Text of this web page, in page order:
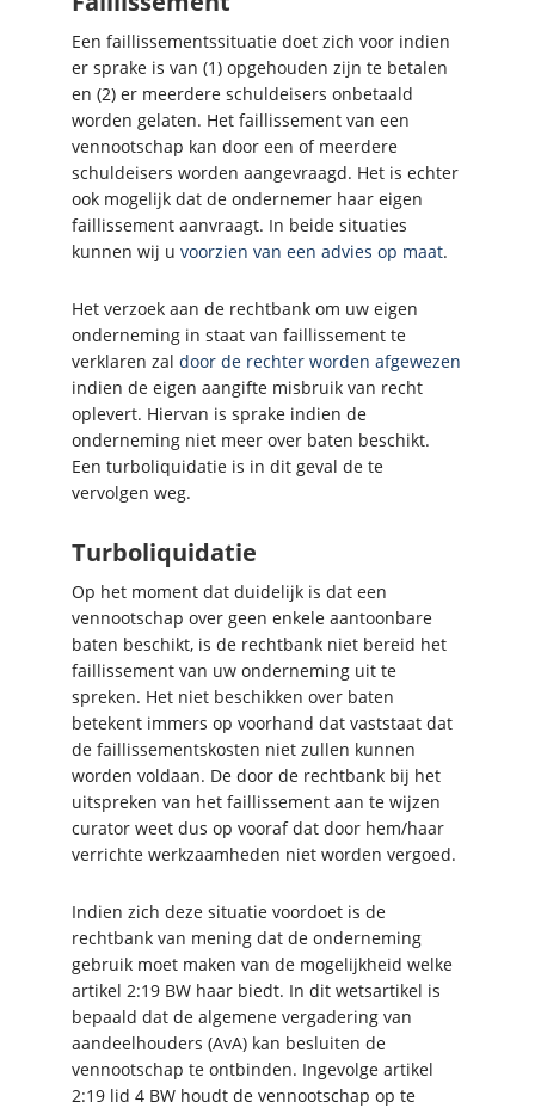
Een faillissementssituatie doet zich voor indien
er sprake is van (1) opgehouden zijn te betalen
en (2) er meerdere schuldeisers onbetaald
worden gelaten. Het faillissement van een
vennootschap kan door een of meerdere
schuldeisers worden aangevraagd. Het is echter
ook mogelijk dat de ondernemer haar eigen
faillissement aanvraagt. In beide situaties
kunnen wij u voorzien van een advies op maat.
Het verzoek aan de rechtbank om uw eigen
onderneming in staat van faillissement te
verklaren zal door de rechter worden afgewezen
indien de eigen aangifte misbruik van recht
oplevert. Hiervan is sprake indien de
onderneming niet meer over baten beschikt.
Een turboliquidatie is in dit geval de te
vervolgen weg.
Turboliquidatie
Op het moment dat duidelijk is dat een
vennootschap over geen enkele aantoonbare
baten beschikt, is de rechtbank niet bereid het
faillissement van uw onderneming uit te
spreken. Het niet beschikken over baten
betekent immers op voorhand dat vaststaat dat
de faillissementskosten niet zullen kunnen
worden voldaan. De door de rechtbank bij het
uitspreken van het faillissement aan te wijzen
curator weet dus op vooraf dat door hem/haar
verrichte werkzaamheden niet worden vergoed.
Indien zich deze situatie voordoet is de
rechtbank van mening dat de onderneming
gebruik moet maken van de mogelijkheid welke
artikel 2:19 BW haar biedt. In dit wetsartikel is
bepaald dat de algemene vergadering van
aandeelhouders (AvA) kan besluiten de
vennootschap te ontbinden. Ingevolge artikel
2:19 lid 4 BW houdt de vennootschap op te